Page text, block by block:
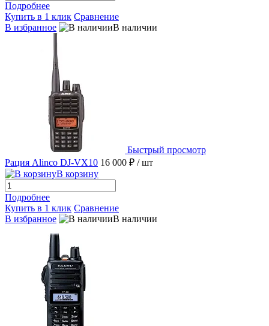
Подробнее
Купить в 1 клик Сравнение
В избранное
В наличии
Быстрый просмотр
Рация Alinco DJ-VX10 16 000 ₽ / шт
В корзину
Подробнее
Купить в 1 клик Сравнение
В избранное
В наличии